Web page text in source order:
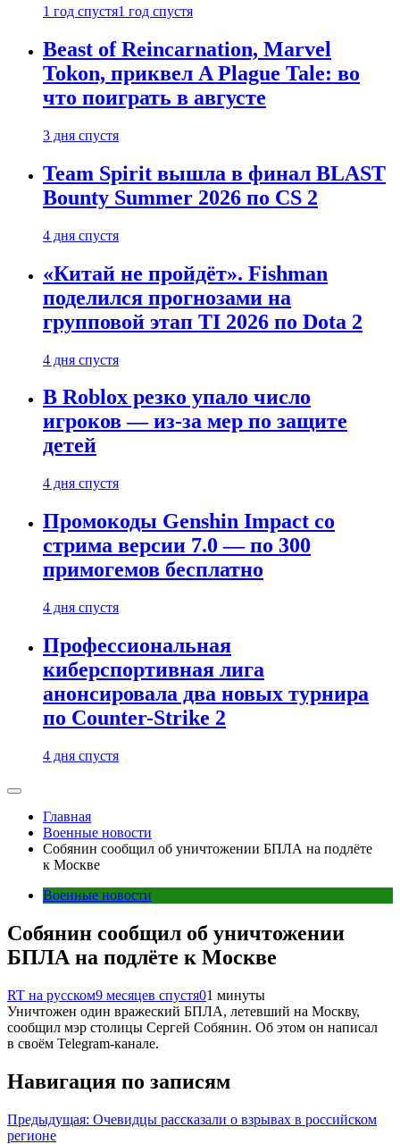
1 год спустя1 год спустя
Beast of Reincarnation, Marvel
Tokon, приквел A Plague Tale: во
что поиграть в августе
3 дня спустя
Team Spirit вышла в финал BLAST
Bounty Summer 2026 по CS 2
4 дня спустя
«Китай не пройдёт». Fishman
поделился прогнозами на
групповой этап TI 2026 по Dota 2
4 дня спустя
В Roblox резко упало число
игроков — из-за мер по защите
детей
4 дня спустя
Промокоды Genshin Impact со
стрима версии 7.0 — по 300
примогемов бесплатно
4 дня спустя
Профессиональная
киберспортивная лига
анонсировала два новых турнира
по Counter-Strike 2
4 дня спустя
Главная
Военные новости
Собянин сообщил об уничтожении БПЛА на подлёте
к Москве
Военные новости
Собянин сообщил об уничтожении
БПЛА на подлёте к Москве
RT на русском9 месяцев спустя01 минуты
Уничтожен один вражеский БПЛА, летевший на Москву,
сообщил мэр столицы Сергей Собянин. Об этом он написал
в своём Telegram-канале.
Навигация по записям
Предыдущая: Очевидцы рассказали о взрывах в российском
регионе